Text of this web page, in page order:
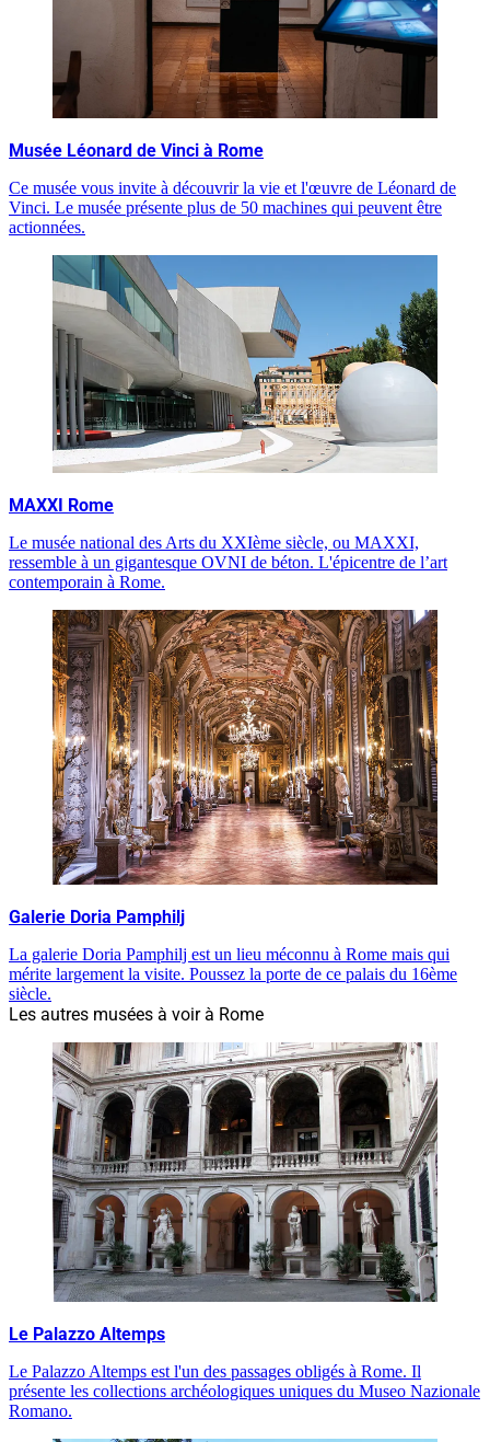
Musée Léonard de Vinci à Rome
Ce musée vous invite à découvrir la vie et l'œuvre de Léonard de
Vinci. Le musée présente plus de 50 machines qui peuvent être
actionnées.
MAXXI Rome
Le musée national des Arts du XXIème siècle, ou MAXXI,
ressemble à un gigantesque OVNI de béton. L'épicentre de l’art
contemporain à Rome.
Galerie Doria Pamphilj
La galerie Doria Pamphilj est un lieu méconnu à Rome mais qui
mérite largement la visite. Poussez la porte de ce palais du 16ème
siècle.
Les autres musées à voir à Rome
Le Palazzo Altemps
Le Palazzo Altemps est l'un des passages obligés à Rome. Il
présente les collections archéologiques uniques du Museo Nazionale
Romano.